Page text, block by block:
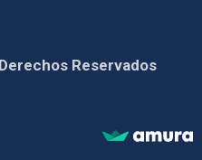
Reservados